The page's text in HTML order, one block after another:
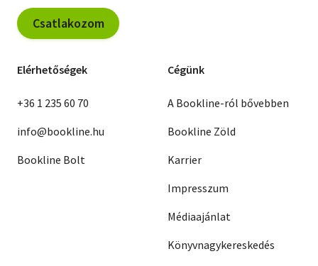
Csatlakozom
Elérhetőségek
+36 1 235 60 70
info@bookline.hu
Bookline Bolt
Cégünk
A Bookline-ról bővebben
Bookline Zöld
Karrier
Impresszum
Médiaajánlat
Könyvnagykereskedés